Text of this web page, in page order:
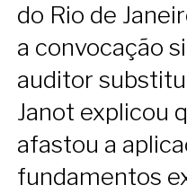
do Rio de
a convocação
auditor
Janot explicou
afastou a
fundamentos